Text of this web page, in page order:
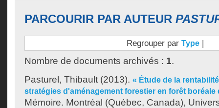
PARCOURIR PAR AUTEUR
Regrouper par Type |
Nombre de documents archivés : 1.
Pasturel, Thibault (2013). « Étude de la
stratégies d'aménagement forestier en forêt
Mémoire. Montréal (Québec, Canada),